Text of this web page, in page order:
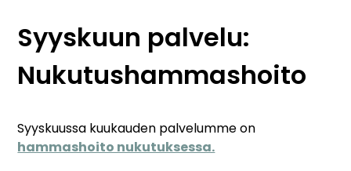
Syyskuun palvelu:
Nukutushammashoito
Syyskuussa kuukauden palvelumme on
hammashoito nukutuksessa.